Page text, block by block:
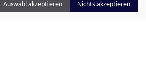
Auswahl akzeptieren Nichts akzeptieren